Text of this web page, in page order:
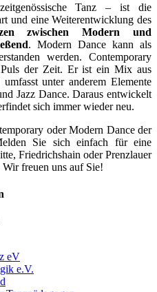
Tanz – ist die
und eine Weiterentwicklung des
zwischen Modern und
. Modern Dance kann als
werden. Contemporary
der Zeit. Er ist ein Mix aus
unter anderem Elemente
Jazz Dance. Daraus entwickelt
sich immer wieder neu.
oder Modern Dance der
Sie sich einfach für eine
Friedrichshain oder Prenzlauer
freuen uns auf Sie!